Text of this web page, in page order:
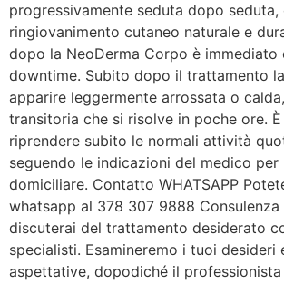
progressivamente seduta dopo
ringiovanimento cutaneo naturale e
dopo la NeoDerma Corpo è immediato
downtime. Subito dopo il trattamento
apparire leggermente arrossata o
transitoria che si risolve in poche ore.
riprendere subito le normali attività
seguendo le indicazioni del medico per
domiciliare. Contatto WHATSAPP
whatsapp al 378 307 9888
discuterai del trattamento desiderato
specialisti. Esamineremo i tuoi desideri
aspettative, dopodiché il